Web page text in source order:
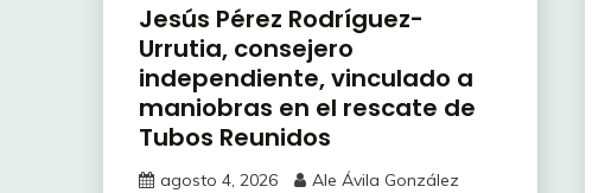
Jesús Pérez Rodríguez-
Urrutia, consejero
independiente, vinculado a
maniobras en el rescate de
Tubos Reunidos
agosto 4, 2026 Ale Ávila González